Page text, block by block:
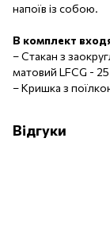
напоїв із собою.
В комплект
–Стакан з
матовий LFCG -
–Кришка з
Відгуки